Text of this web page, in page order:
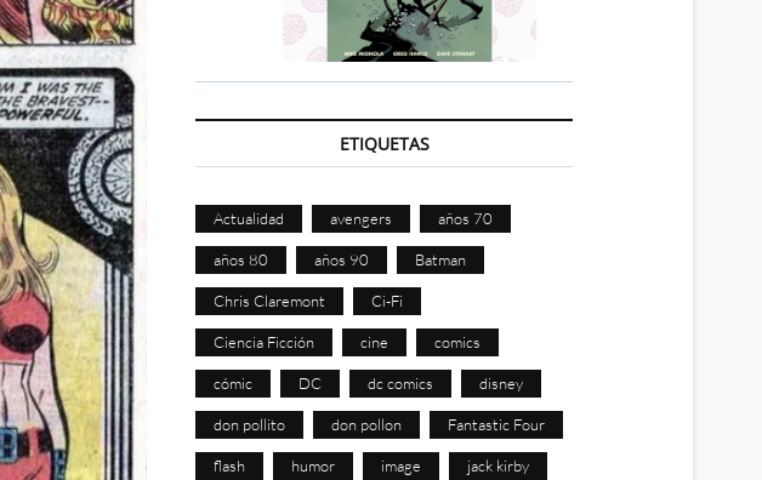
ETIQUETAS
Actualidad avengers años 70
años 80 años 90 Batman
Chris Claremont Ci-Fi
Ciencia Ficción cine comics
cómic DC dc comics disney
don pollito don pollon Fantastic Four
flash humor image jack kirby